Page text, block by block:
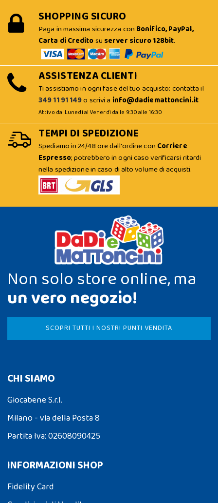
SHOPPING SICURO
Paga in massima sicurezza con Bonifico, PayPal,
Carta di Creditosu server sicuro 128bit.
ASSISTENZA CLIENTI
Ti assistiamo in ogni fase del tuo acquisto: contatta il
349 11 91 149o scrivi a info@dadiemattoncini.it
Attivo dal Lunedì al Venerdì dalle 9:30 alle 16:30
TEMPI DI SPEDIZIONE
Spediamo in 24/48 ore dall'ordine con Corriere
Espresso; potrebbero in ogni caso verificarsi ritardi
nella spedizione in caso di alto volume di acquisti.
Non solo store online, ma
un vero negozio!
SCOPRI TUTTI I NOSTRI PUNTI VENDITA
CHI SIAMO
Giocabene S.r.l.
Milano - via della Posta 8
Partita Iva: 02608090425
INFORMAZIONI SHOP
Fidelity Card